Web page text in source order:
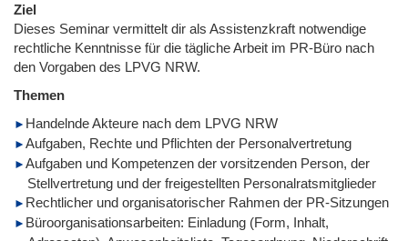
Ziel
Dieses Seminar vermittelt dir als Assistenzkraft notwendige
rechtliche Kenntnisse für die tägliche Arbeit im PR-Büro nach
den Vorgaben des LPVG NRW.
Themen
Handelnde Akteure nach dem LPVG NRW
Aufgaben, Rechte und Pflichten der Personalvertretung
Aufgaben und Kompetenzen der vorsitzenden Person, der
Stellvertretung und der freigestellten Personalratsmitglieder
Rechtlicher und organisatorischer Rahmen der PR-Sitzungen
Büroorganisationsarbeiten: Einladung (Form, Inhalt,